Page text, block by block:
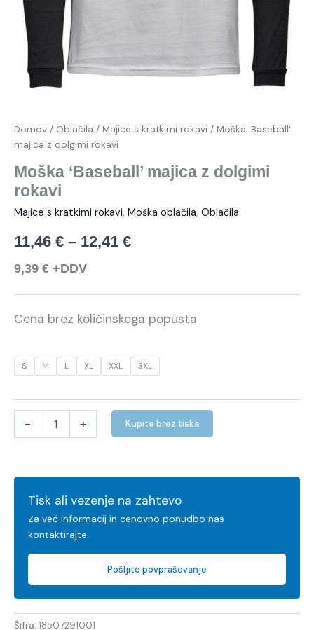
Domov / Oblačila / Majice s kratkimi rokavi / Moška ‘Baseball’
majica z dolgimi rokavi
Moška ‘Baseball’ majica z dolgimi
rokavi
Majice s kratkimi rokavi, Moška oblačila, Oblačila
11,46 € – 12,41 €
9,39 € +DDV
Cena brez količinskega popusta
S M L XL XXL 3XL
- + Kupite brez tiska
Tisk ali vezenje na zahtevo
Za več informacij in cenovno ponudbo nas
kontaktirajte.
Pošljite povpraševanje
Šifra: 18507291001